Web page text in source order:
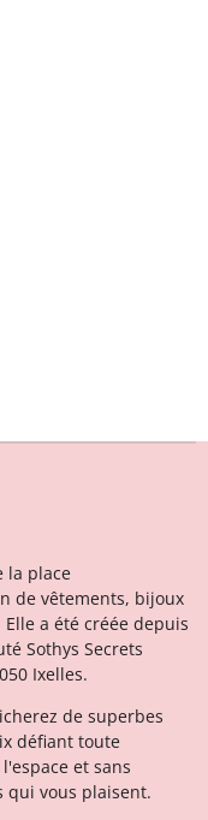
la place
de vêtements, bijoux
a été créée depuis
Sothys Secrets
Ixelles.
de superbes
défiant toute
et sans
qui vous plaisent.